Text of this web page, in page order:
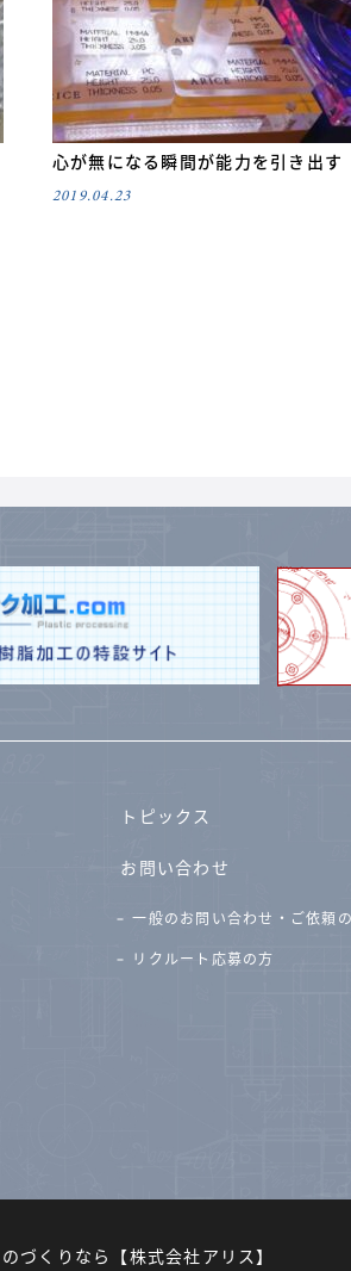
心が無になる瞬間が能力を引き出す
2019.04.23
トピックス
お問い合わせ
一般のお問い合わせ・ご依頼
リクルート応募の方
づくりなら 【株式会社アリス】